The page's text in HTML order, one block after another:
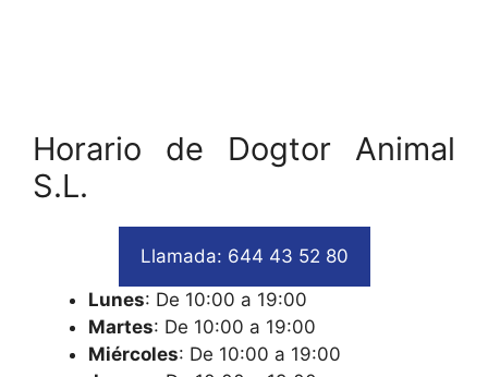
Horario de Dogtor Animal
S.L.
Llamada: 644 43 52 80
Lunes: De 10:00 a 19:00
Martes: De 10:00 a 19:00
Miércoles: De 10:00 a 19:00